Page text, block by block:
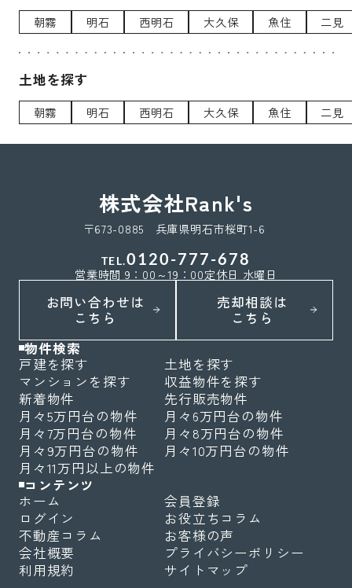
朝霧 明石 西明石 大久保 魚住 二見
土地を探す
朝霧 明石 西明石 大久保 魚住 二見
株式会社Rank's
〒673-0885 兵庫県明石市桜町1-6
TEL.0120-777-678
営業時間 9：00～19：00定休日 水曜日
お問い合わせは
こちら
売却相談は
こちら
物件検索
戸建を探す
土地を探す
マンションを探す
収益物件を探す
新着物件
先行販売物件
月々5万円台の物件
月々6万円台の物件
月々7万円台の物件
月々8万円台の物件
月々9万円台の物件
月々10万円台の物件
月々11万円以上の物件
コンテンツ
ホーム
会員登録
ログイン
お役立ちコラム
不動産コラム
お客様の声
会社概要
プライバシーポリシー
利用規約
サイトマップ